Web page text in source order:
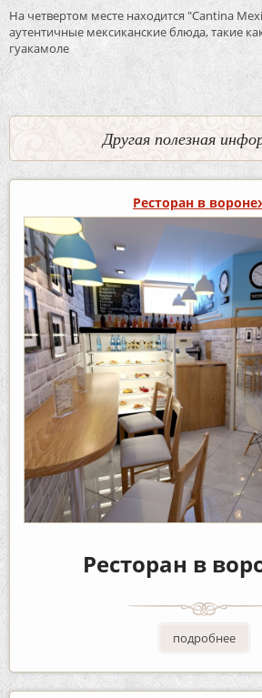
На четвертом месте находится "Cantina
аутентичные мексиканские блюда, такие
гуакамоле
Другая полезная
Ресторан в
Ресторан в
подробнее